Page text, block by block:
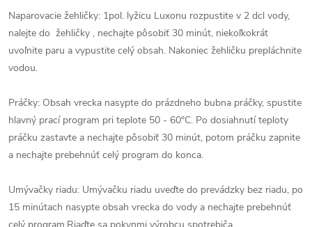
Naparovacie žehličky: 1pol. lyžicu Luxonu rozpustite v 2 dcl vody,
nalejte do žehličky , nechajte pôsobiť 30 minút, niekoľkokrát
uvoľnite paru a vypustite celý obsah. Nakoniec žehličku prepláchnite
vodou.
Práčky: Obsah vrecka nasypte do prázdneho bubna práčky, spustite
hlavný prací program pri teplote 50 - 60°C. Po dosiahnutí teploty
práčku zastavte a nechajte pôsobiť 30 minút, potom práčku zapnite
a nechajte prebehnúť celý program do konca.
Umývačky riadu: Umývačku riadu uveďte do prevádzky bez riadu, po
15 minútach nasypte obsah vrecka do vody a nechajte prebehnúť